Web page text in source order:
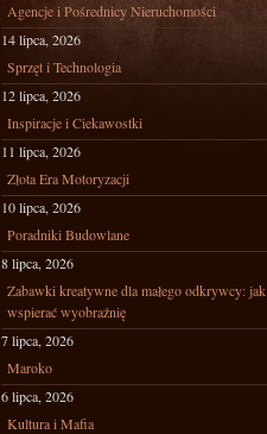
Agencje i Pośrednicy Nieruchomości
14 lipca, 2026
Sprzęt i Technologia
12 lipca, 2026
Inspiracje i Ciekawostki
11 lipca, 2026
Złota Era Motoryzacji
10 lipca, 2026
Poradniki Budowlane
8 lipca, 2026
Zabawki kreatywne dla małego odkrywcy: jak
wspierać wyobraźnię
7 lipca, 2026
Maroko
6 lipca, 2026
Kultura i Mafia